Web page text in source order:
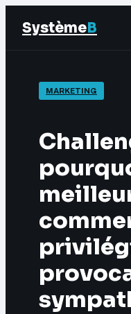
SystèmeB
Finance
Marketing
MARKETING